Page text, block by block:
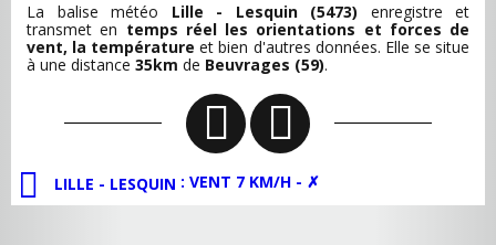
La balise météo Lille - Lesquin (5473) enregistre et
transmet en temps réel les orientations et forces de
vent, la température et bien d'autres données. Elle se situe
à une distance 35km de Beuvrages (59).
LILLE - LESQUIN : VENT 7 KM/H - ✗